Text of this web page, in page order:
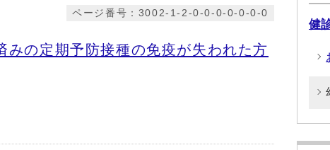
ページ番号：3002-1-2-0-0-0-0-0-0-0
みの定期予防接種の免疫が失われた方
健